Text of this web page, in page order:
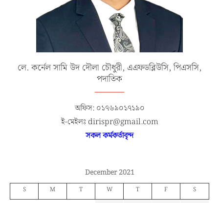
লে. কর্নেল সামি উদ দৌলা চৌধুরী, এএফডব্লিউসি, পিএসসি,
পদাতিক
অফিস: ০১৭৬৯০১৭১৯০
ই-মেইলঃ dirispr@gmail.com
সকল কর্মকর্তাবৃন্দ
December 2021
S M T W T F S